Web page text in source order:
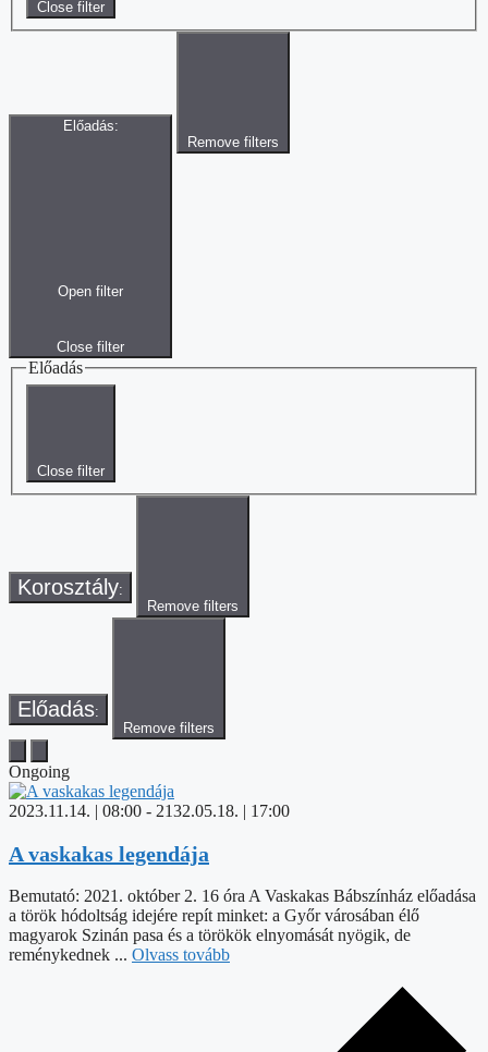
Close filter
Előadás:
Open filter
Close filter
Remove filters
Előadás
Close filter
Korosztály:
Remove filters
Előadás:
Remove filters
Ongoing
2023.11.14. | 08:00 - 2132.05.18. | 17:00
A vaskakas legendája
Bemutató: 2021. október 2. 16 óra A Vaskakas Bábszínház előadása
a török hódoltság idejére repít minket: a Győr városában élő
magyarok Szinán pasa és a törökök elnyomását nyögik, de
reménykednek ... Olvass tovább